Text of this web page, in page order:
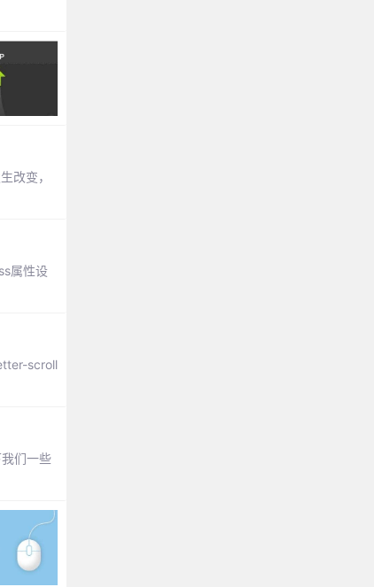
改变，
属性设
scroll
们一些